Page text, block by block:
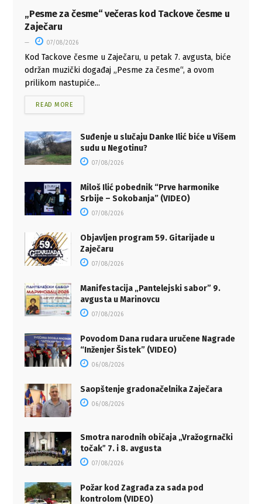
„Pesme za česme“ večeras kod Tackove česme u
Zaječaru
07/08/2026
Kod Tackove česme u Zaječaru, u petak 7. avgusta, biće
održan muzički događaj „Pesme za česme“, a ovom
prilikom nastupiće...
READ MORE
Suđenje u slučaju Danke Ilić biće u Višem
sudu u Negotinu?
07/08/2026
Miloš Ilić pobednik “Prve harmonike
Srbije – Sokobanja” (VIDEO)
07/08/2026
Objavljen program 59. Gitarijade u
Zaječaru
07/08/2026
Manifestacija „Pantelejski sabor” 9.
avgusta u Marinovcu
07/08/2026
Povodom Dana rudara uručene Nagrade
“Inženjer Šistek” (VIDEO)
06/08/2026
Saopštenje gradonačelnika Zaječara
06/08/2026
Smotra narodnih običaja „Vražogrnački
točakˮ 7. i 8. avgusta
07/08/2026
Požar kod Zagrađa za sada pod
kontrolom (VIDEO)